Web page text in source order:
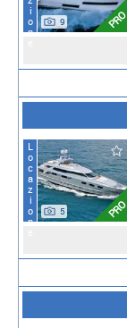
PRO
9
Locazione PRO
5